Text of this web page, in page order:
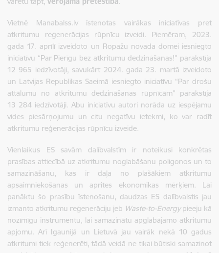
Vietnē Manabalss.lv īstenotas vairākas iniciatīvas pret
atkritumu reģenerācijas rūpnīcu izveidi. Piemēram, 2023.
gada 17. aprīlī izveidoto un Ropažu novada domei iesniegto
iniciatīvu “Par Pierīgu bez atkritumu dedzināšanas!” parakstīja
12 965 iedzīvotāji, savukārt 2024. gada 23. martā izveidoto
un Latvijas Republikas Saeimā iesniegto iniciatīvu “Par drošu
attālumu no atkritumu dedzināšanas rūpnīcām” parakstīja
13 284 iedzīvotāji. Abu iniciatīvu autori norāda uz iespējamu
vides piesārņojumu un citu negatīvu ietekmi, ko var radīt
atkritumu reģenerācijas rūpnīcu izveide.
Vienlaikus ES savām dalībvalstīm ir noteikusi konkrētas
prasības attiecībā uz atkritumu noglabāšanu poligonos un to
samazināšanu, kas ir daļa no plašākiem atkritumu
apsaimniekošanas un aprites ekonomikas mērķiem. Lai
panāktu šo prasību īstenošanu, daudzas ES dalībvalstis jau
izmanto atkritumu reģenerāciju jeb Waste-to-Energypieeju kā
nozīmīgu instrumentu, lai samazinātu apglabājamo atkritumu
apjomu. Arī Igaunijā un Lietuvā jau vairāk nekā 10 gadus
atkritumi tiek reģenerēti, tādā veidā ne tikai būtiski samazinot